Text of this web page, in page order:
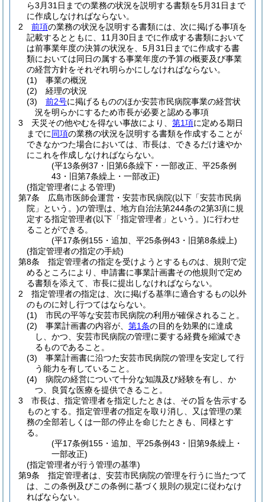
ら3月31日までの業務の状況を説明する書類を5月31日まで
に作成しなければならない。
2
前項の業務の状況を説明する書類には、次に掲げる事項を
記載するとともに、11月30日までに作成する書類において
は前事業年度の決算の状況を、5月31日までに作成する書
類においては同日の属する事業年度の予算の概要及び事業
の経営方針をそれぞれ明らかにしなければならない。
(1)
事業の概況
(2)
経理の状況
(3)
前2号に掲げるもののほか安芸市民病院事業の経営状
況を明らかにするため市長が必要と認める事項
3
天災その他やむを得ない事故により、 第1項に定める期日
までに同項の業務の状況を説明する書類を作成することが
できなかつた場合においては、市長は、できるだけ速やか
にこれを作成しなければならない。
(平13条例37・旧第6条繰下・一部改正、平25条例
43・旧第7条繰上・一部改正)
(指定管理者による管理)
第7条
広島市医師会運営・安芸市民病院(以下「安芸市民病
院」という。)の管理は、地方自治法第244条の2第3項に規
定する指定管理者(以下「指定管理者」という。)に行わせ
ることができる。
(平17条例155・追加、平25条例43・旧第8条繰上)
(指定管理者の指定の手続)
第8条
指定管理者の指定を受けようとするものは、規則で定
めるところにより、申請書に事業計画書その他規則で定め
る書類を添えて、市長に提出しなければならない。
2
指定管理者の指定は、次に掲げる基準に適合するもの以外
のものに対し行つてはならない。
(1)
市民の平等な安芸市民病院の利用が確保されること。
(2)
事業計画書の内容が、 第1条の目的を効果的に達成
し、かつ、安芸市民病院の管理に要する経費を縮減でき
るものであること。
(3)
事業計画書に沿つた安芸市民病院の管理を安定して行
う能力を有していること。
(4)
病院の経営について十分な知識及び経験を有し、か
つ、良質な医療を提供できること。
3
市長は、指定管理者を指定したときは、その旨を告示する
ものとする。 指定管理者の指定を取り消し、又は管理の業
務の全部若しくは一部の停止を命じたときも、同様とす
る。
(平17条例155・追加、平25条例43・旧第9条繰上・
一部改正)
(指定管理者が行う管理の基準)
第9条
指定管理者は、安芸市民病院の管理を行うに当たつて
は、この条例及びこの条例に基づく規則の規定に従わなけ
ればならない。